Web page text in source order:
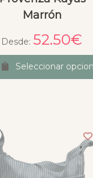
Marrón
Desde: 52.50€
Seleccionar